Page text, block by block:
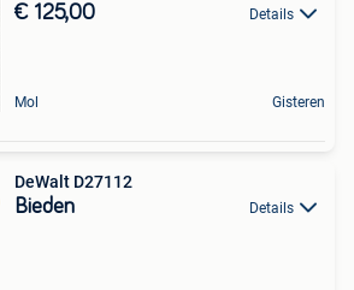
€ 125,00 Details
Mol Gisteren
DeWalt D27112
Bieden Details